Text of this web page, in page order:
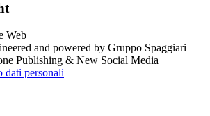
and powered by Gruppo Spaggiari
Publishing & New Social Media
dati personali